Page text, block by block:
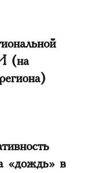
(на
«дождь» в